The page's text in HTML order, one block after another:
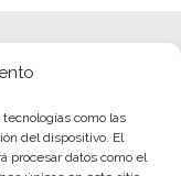
como las
del dispositivo. El
procesar datos como el